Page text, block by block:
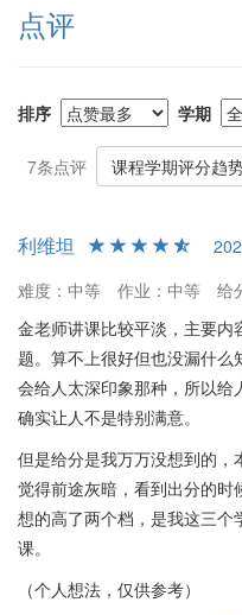
也有同学表示不公布卷面分
如果不在意上课质量且喜欢
程内容完整，但课堂效果有
教学方式不太适应自学差的同
点评
排序 学期
7条点评 课程学期评分趋
利维坦
难度：中等
作业：中等 给
金老师讲课比较平淡，主要
题。算不上很好但也没漏什
会给人太深印象那种，所以给
确实让人不是特别满意。
但是给分是我万万没想到的
觉得前途灰暗，看到出分的
想的高了两个档，是我这三
课。
（个人想法，仅供参考）